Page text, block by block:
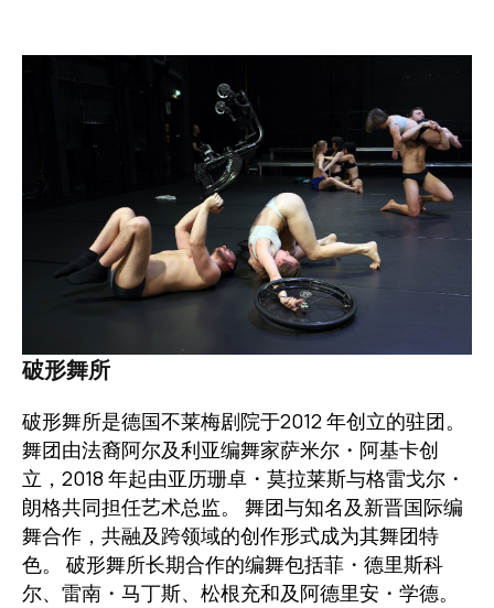
破形舞所
破形舞所是德国不莱梅剧院于2012 年创立的驻团。
舞团由法裔阿尔及利亚编舞家萨米尔・阿基卡创
立，2018 年起由亚历珊卓・莫拉莱斯与格雷戈尔・
朗格共同担任艺术总监。 舞团与知名及新晋国际编
舞合作，共融及跨领域的创作形式成为其舞团特
色。 破形舞所长期合作的编舞包括菲・德里斯科
尔、雷南・马丁斯、松根充和及阿德里安・学德。